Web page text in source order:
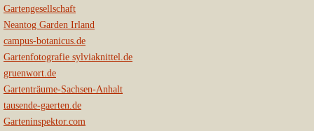
Gartengesellschaft
Neantog Garden Irland
campus-botanicus.de
Gartenfotografie sylviaknittel.de
gruenwort.de
Gartenträume-Sachsen-Anhalt
tausende-gaerten.de
Garteninspektor.com